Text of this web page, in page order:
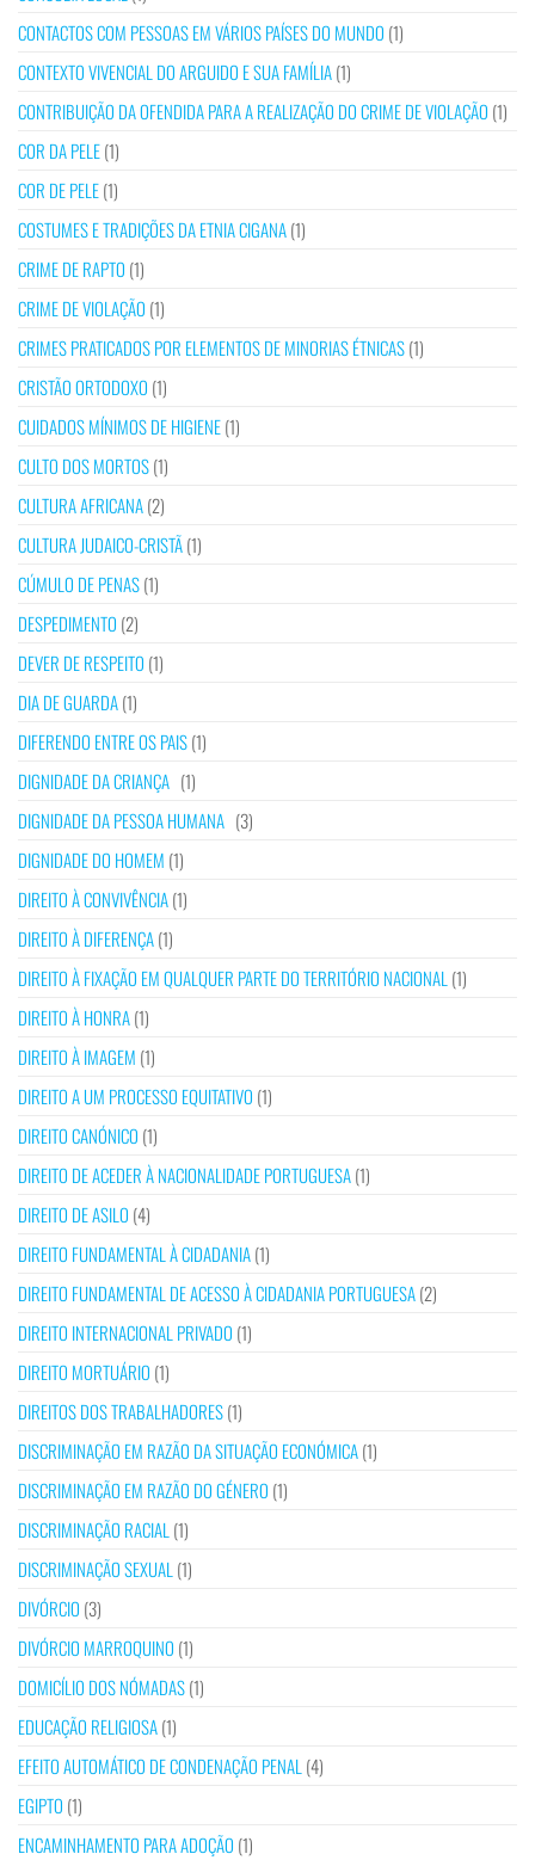
CONTACTOS COM PESSOAS EM VÁRIOS PAÍSES DO MUNDO (1)
CONTEXTO VIVENCIAL DO ARGUIDO E SUA FAMÍLIA(1)
CONTRIBUIÇÃO DA OFENDIDA PARA A REALIZAÇÃO DO CRIME DE VIOLAÇÃO (1)
COR DA PELE(1)
COR DE PELE(1)
COSTUMES E TRADIÇÕES DA ETNIA CIGANA(1)
CRIME DE RAPTO (1)
CRIME DE VIOLAÇÃO (1)
CRIMES PRATICADOS POR ELEMENTOS DE MINORIAS ÉTNICAS(1)
CRISTÃO ORTODOXO (1)
CUIDADOS MÍNIMOS DE HIGIENE(1)
CULTO DOS MORTOS(1)
CULTURA AFRICANA(2)
CULTURA JUDAICO-CRISTÃ(1)
CÚMULO DE PENAS(1)
DESPEDIMENTO (2)
DEVER DE RESPEITO (1)
DIA DE GUARDA(1)
DIFERENDO ENTRE OS PAIS(1)
DIGNIDADE DA CRIANÇA (1)
DIGNIDADE DA PESSOA HUMANA (3)
DIGNIDADE DO HOMEM (1)
DIREITO À CONVIVÊNCIA(1)
DIREITO À DIFERENÇA(1)
DIREITO À FIXAÇÃO EM QUALQUER PARTE DO TERRITÓRIO NACIONAL (1)
DIREITO À HONRA(1)
DIREITO À IMAGEM (1)
DIREITO A UM PROCESSO EQUITATIVO (1)
DIREITO CANÓNICO (1)
DIREITO DE ACEDER À NACIONALIDADE PORTUGUESA(1)
DIREITO DE ASILO (4)
DIREITO FUNDAMENTAL À CIDADANIA(1)
DIREITO FUNDAMENTAL DE ACESSO À CIDADANIA PORTUGUESA(2)
DIREITO INTERNACIONAL PRIVADO (1)
DIREITO MORTUÁRIO (1)
DIREITOS DOS TRABALHADORES(1)
DISCRIMINAÇÃO EM RAZÃO DA SITUAÇÃO ECONÓMICA(1)
DISCRIMINAÇÃO EM RAZÃO DO GÉNERO (1)
DISCRIMINAÇÃO RACIAL (1)
DISCRIMINAÇÃO SEXUAL (1)
DIVÓRCIO (3)
DIVÓRCIO MARROQUINO (1)
DOMICÍLIO DOS NÓMADAS(1)
EDUCAÇÃO RELIGIOSA(1)
EFEITO AUTOMÁTICO DE CONDENAÇÃO PENAL (4)
EGIPTO (1)
ENCAMINHAMENTO PARA ADOÇÃO (1)